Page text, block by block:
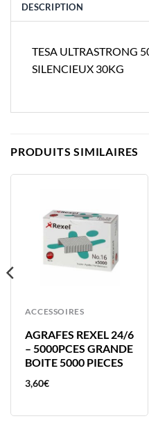
DESCRIPTION
TESA ULTRASTRONG
SILENCIEUX 30KG
PRODUITS SIMILAIRES
ACCESSOIRES
AGRAFES REXEL 24/6
– 5000PCES GRANDE
BOITE 5000 PIECES
3,60€